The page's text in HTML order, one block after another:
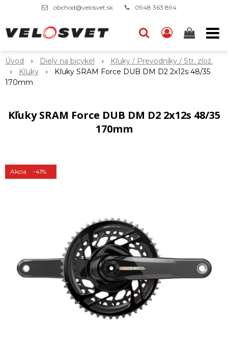
obchod@velosvet.sk 0948 363 894
Úvod Diely na bicykel
Kľuky / Prevodníky / Str. zlož.
Kľuky
Kľuky SRAM Force DUB DM D2 2x12s 48/35
170mm
Kľuky SRAM Force DUB DM D2 2x12s 48/35
170mm
Akcia -41%